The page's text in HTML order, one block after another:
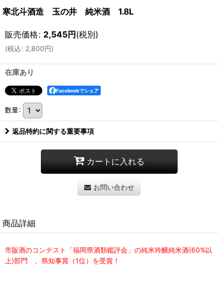
寒北斗酒造 玉の井 純米酒 1.8L
販売価格: 2,545円(税別)
(税込: 2,800円)
在庫あり
Facebookでシェア
数量:
返品特約に関する重要事項
カートに入れる
お問い合わせ
商品詳細
市販酒のコンテスト「福岡県酒類鑑評会」の純米吟醸純米酒(60%以
上)部門 、県知事賞（1位）を受賞！